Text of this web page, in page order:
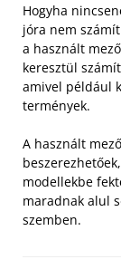
Hogyha
jóra nem
a használt
keresztül
amivel például
termények.
A használt
modellekbe
maradnak alul
szemben.